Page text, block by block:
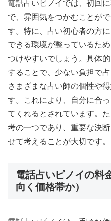
電話占いピノイでは、初回
で、雰囲気をつかむことが
す。特に、占い初心者の方
できる環境が整っているた
つけやすいでしょう。具体
することで、少ない負担で
さまざまな占い師の個性や
す。これにより、自分に合
てくれるとされています。
考の一つであり、重要な決
せて考えることが大切です。
電話占いピノイの料
向く価格帯か）